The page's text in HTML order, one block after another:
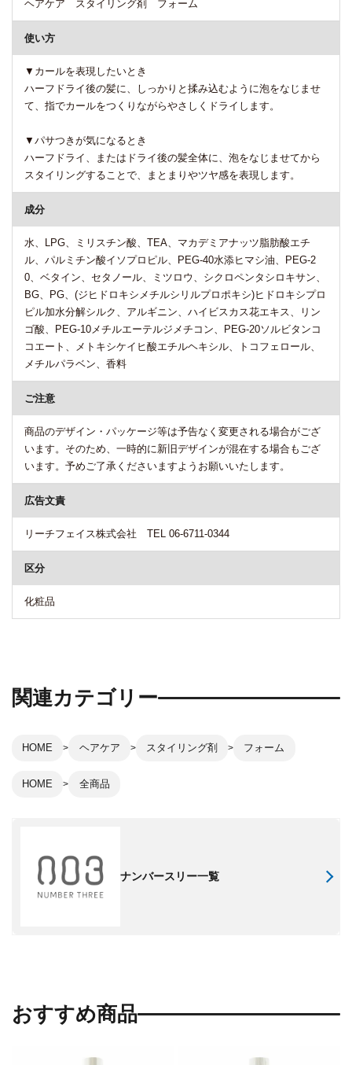
ヘアケア スタイリング剤 フォーム
使い方
▼カールを表現したいとき
ハーフドライ後の髪に、しっかりと揉み込むように泡をなじませ
て、指でカールをつくりながらやさしくドライします。
▼パサつきが気になるとき
ハーフドライ、またはドライ後の髪全体に、泡をなじませてから
スタイリングすることで、まとまりやツヤ感を表現します。
成分
水、LPG、ミリスチン酸、TEA、マカデミアナッツ脂肪酸エチ
ル、パルミチン酸イソプロピル、PEG-40水添ヒマシ油、PEG-2
0、ベタイン、セタノール、ミツロウ、シクロペンタシロキサン、
BG、PG、(ジヒドロキシメチルシリルプロポキシ)ヒドロキシプロ
ピル加水分解シルク、アルギニン、ハイビスカス花エキス、リン
ゴ酸、PEG-10メチルエーテルジメチコン、PEG-20ソルビタンコ
コエート、メトキシケイヒ酸エチルヘキシル、トコフェロール、
メチルパラベン、香料
ご注意
商品のデザイン・パッケージ等は予告なく変更される場合がござ
います。そのため、一時的に新旧デザインが混在する場合もござ
います。予めご了承くださいますようお願いいたします。
広告文責
リーチフェイス株式会社 TEL 06-6711-0344
区分
化粧品
関連カテゴリー
HOME ヘアケア スタイリング剤 フォーム
HOME 全商品
ナンバースリー一覧
おすすめ商品